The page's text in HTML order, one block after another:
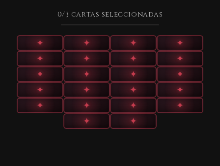
0/3 cartas seleccionadas
✦ ✦ ✦
✦
✦
✦ ✦
✦
✦
✦ ✦
✦
✦
✦ ✦
✦
✦
✦ ✦
✦
✦
✦